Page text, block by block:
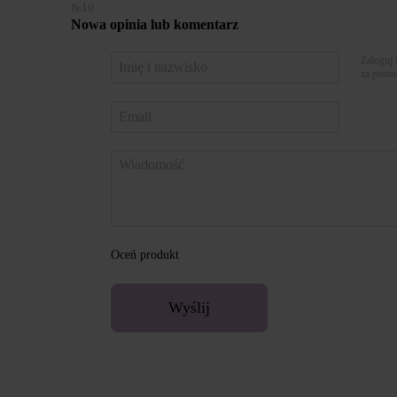
Nowa opinia lub komentarz
Oceń produkt
Wyślij